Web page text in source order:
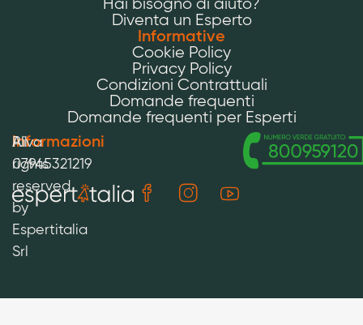
Hai bisogno di aiuto?
Diventa un Esperto
Informative
Cookie Policy
Privacy Policy
Condizioni Contrattuali
Domande frequenti
Domande frequenti per Esperti
Informazioni
All
rights
reserved
by
Espertitalia
Srl
P.iva
07945321219